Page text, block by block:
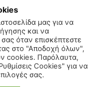
Διεθνή Κοινωνία
μας για να
και να
όταν επισκέπτεστε
στο "Αποδοχή όλων",
cookies. Παρόλαυτα,
Cookies" για να
σας.